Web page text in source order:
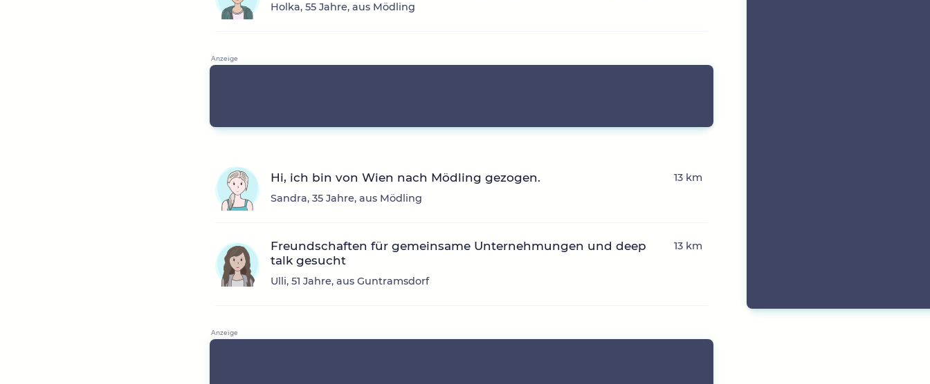
Holka, 55 Jahre, aus Mödling
Hi, ich bin von Wien nach Mödling gezogen.
Sandra, 35 Jahre, aus Mödling
13 km
Freundschaften für gemeinsame Unternehmungen und deep
talk gesucht
Ulli, 51 Jahre, aus Guntramsdorf
13 km